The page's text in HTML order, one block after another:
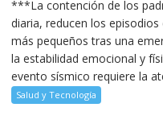
***La contención de los
diaria, reducen los
más pequeños tras una
la estabilidad emocional y
evento sísmico requiere la
Salud y Tecnología